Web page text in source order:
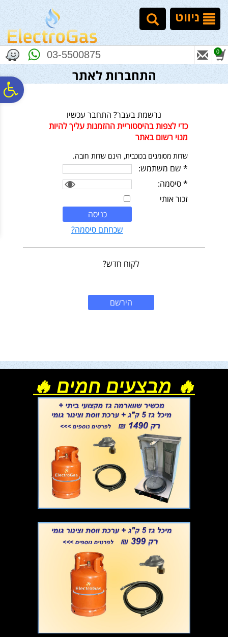
נגישות
אתר
המרכזי
ניווט
03-5500875 0
התחברות לאתר
נרשמת בעבר? התחבר עכשיו
כדי לצפות בהיסטוריית ההזמנות עליך להיות
מנוי רשום באתר
שדות מסומנים בכוכבית, הינם שדות חובה.
* שם משתמש:
* סיסמה:
זכור אותי
שכחתם סיסמה?
לקוח חדש?
הירשם
🔥 מבצעים חמים 🔥